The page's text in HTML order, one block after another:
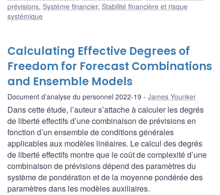
prévisions, Système financier, Stabilité financière et risque
systémique
Calculating Effective Degrees of
Freedom for Forecast Combinations
and Ensemble Models
Document d’analyse du personnel 2022-19 James Younker
Dans cette étude, l’auteur s’attache à calculer les degrés
de liberté effectifs d’une combinaison de prévisions en
fonction d’un ensemble de conditions générales
applicables aux modèles linéaires. Le calcul des degrés
de liberté effectifs montre que le coût de complexité d’une
combinaison de prévisions dépend des paramètres du
système de pondération et de la moyenne pondérée des
paramètres dans les modèles auxiliaires.